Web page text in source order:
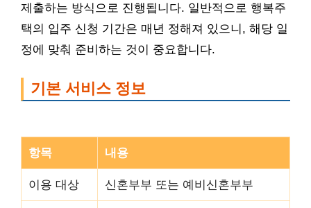
제출하는 방식으로 진행됩니다. 일반적으로 행복주
택의 입주 신청 기간은 매년 정해져 있으니, 해당 일
정에 맞춰 준비하는 것이 중요합니다.
기본 서비스 정보
항목 내용
이용 대상 신혼부부 또는 예비신혼부부